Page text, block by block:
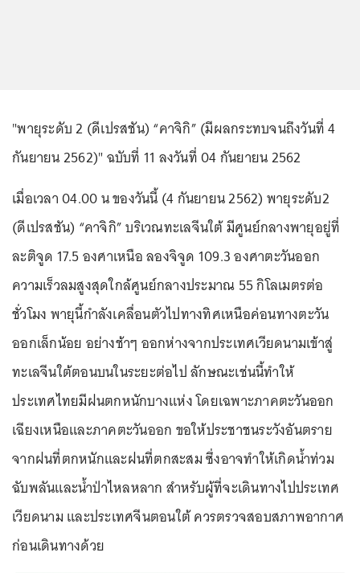
"พายุระดับ 2 (ดีเปรสชัน) “คาจิกิ” (มีผลกระทบจนถึงวันที่ 4
กันยายน 2562)" ฉบับที่ 11 ลงวันที่ 04 กันยายน 2562
เมื่อเวลา 04.00 น ของวันนี้ (4 กันยายน 2562) พายุระดับ2
(ดีเปรสชัน) “คาจิกิ” บริเวณทะเลจีนใต้ มีศูนย์กลางพายุอยู่ที่
ละติจูด 17.5 องศาเหนือ ลองจิจูด 109.3 องศาตะวันออก
ความเร็วลมสูงสุดใกล้ศูนย์กลางประมาณ 55 กิโลเมตรต่อ
ชั่วโมง พายุนี้กำลังเคลื่อนตัวไปทางทิศเหนือค่อนทางตะวัน
ออกเล็กน้อย อย่างช้าๆ ออกห่างจากประเทศเวียดนามเข้าสู่
ทะเลจีนใต้ตอนบนในระยะต่อไป ลักษณะเช่นนี้ทำให้
ประเทศไทยมีฝนตกหนักบางแห่ง โดยเฉพาะภาคตะวันออก
เฉียงเหนือและภาคตะวันออก ขอให้ประชาชนระวังอันตราย
จากฝนที่ตกหนักและฝนที่ตกสะสม ซึ่งอาจทำให้เกิดน้ำท่วม
ฉับพลันและน้ำป่าไหลหลาก สำหรับผู้ที่จะเดินทางไปประเทศ
เวียดนาม และประเทศจีนตอนใต้ ควรตรวจสอบสภาพอากาศ
ก่อนเดินทางด้วย